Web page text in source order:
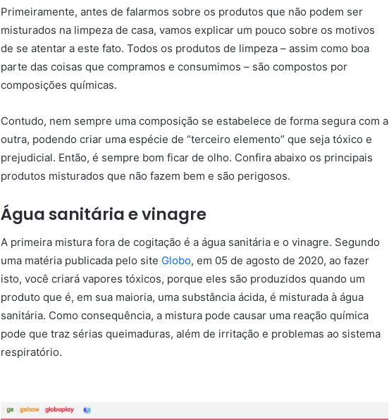
Primeiramente, antes de falarmos sobre os produtos que não podem ser
misturados na limpeza de casa, vamos explicar um pouco sobre os motivos
de se atentar a este fato. Todos os produtos de limpeza – assim como boa
parte das coisas que compramos e consumimos – são compostos por
composições químicas.
Contudo, nem sempre uma composição se estabelece de forma segura com a
outra, podendo criar uma espécie de “terceiro elemento” que seja tóxico e
prejudicial. Então, é sempre bom ficar de olho. Confira abaixo os principais
produtos misturados que não fazem bem e são perigosos.
Água sanitária e vinagre
A primeira mistura fora de cogitação é a água sanitária e o vinagre. Segundo
uma matéria publicada pelo site Globo, em 05 de agosto de 2020, ao fazer
isto, você criará vapores tóxicos, porque eles são produzidos quando um
produto que é, em sua maioria, uma substância ácida, é misturada à água
sanitária. Como consequência, a mistura pode causar uma reação química
pode que traz sérias queimaduras, além de irritação e problemas ao sistema
respiratório.